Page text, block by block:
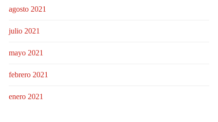
agosto 2021
julio 2021
mayo 2021
febrero 2021
enero 2021